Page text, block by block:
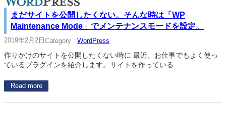
まだサイトを公開したくない。そんな時は「WP
Maintenance Mode」でメンテナンスモードを設定。
2019年2月2日 Category : WordPress
作りかけのサイトを公開したくない時に 最近、お仕事でもよく使っ
ているプラグインを紹介します。サイトを作っている…
Read more